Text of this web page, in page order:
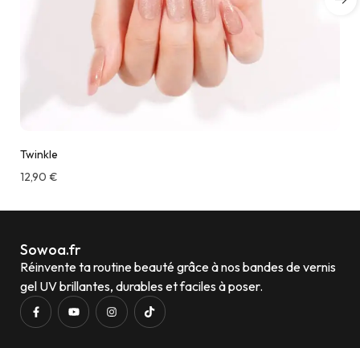
Twinkle
12,90 €
Sowoa.fr
Réinvente ta routine beauté grâce à nos bandes de vernis
gel UV brillantes, durables et faciles à poser.